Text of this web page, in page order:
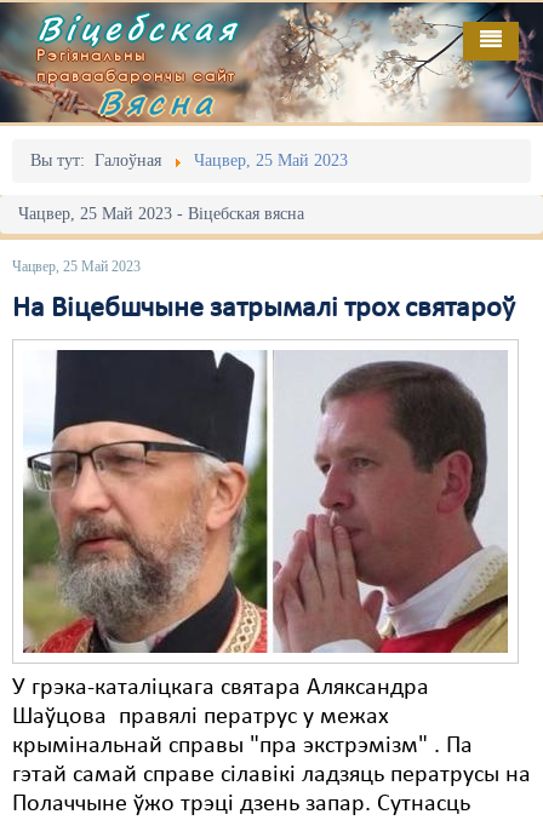
Віцебская
Рэгіянальны
праваабарончы сайт
Вясна
Вы тут: Галоўная Чацвер, 25 Май 2023
Чацвер, 25 Май 2023 - Віцебская вясна
Чацвер, 25 Май 2023
На Віцебшчыне затрымалі трох святароў
У грэка-каталіцкага святара Аляксандра
Шаўцова правялі ператрус у межах
крымінальнай справы "пра экстрэмізм" . Па
гэтай самай справе сілавікі ладзяць ператрусы на
Полаччыне ўжо трэці дзень запар. Сутнасць
Галоўная
Адміністрацыйны перасьлед
Акцыі
Выбары
Грамадзянскія ініцыятывы
Дзяржава
Дыскрымінацыя
Затрыманьні
Карная псыхіятрыя
КПЧ ААН
Культурныя правы
ЛПП
Мігранты
Мірныя сходы
Выданьні
Відэа
Пра нас